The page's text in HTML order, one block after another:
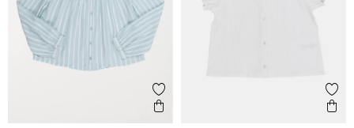
Ajouter aux favoris
Aperçu rapide